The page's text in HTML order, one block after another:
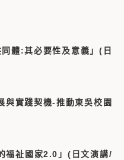
體:其必要性及意義」(日
與實踐契機-推動東吳校園
福祉國家2.0」(日文演講/